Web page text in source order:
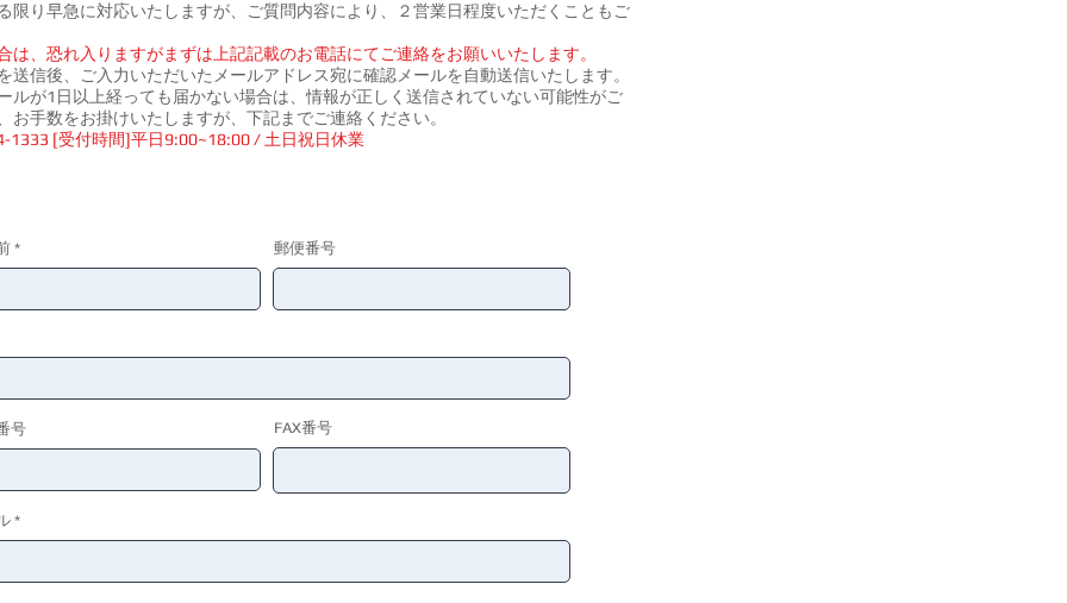
限り早急に対応いたしますが、ご質問内容により、２営業日程度いただくこともご
は、恐れ入りますがまずは上記記載のお電話にてご連絡をお願いいたします。
送信後、ご入力いただいたメールアドレス宛に確認メールを自動送信いたします。
ルが1日以上経っても届かない場合は、情報が正しく送信されていない可能性がご
お手数をお掛けいたしますが、下記までご連絡ください。
1333 [受付時間]平日9:00~18:00 / 土日祝日休業
郵便番号
号 FAX番号